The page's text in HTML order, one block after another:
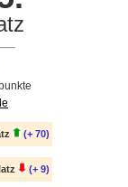
(+ 70)
(+ 9)